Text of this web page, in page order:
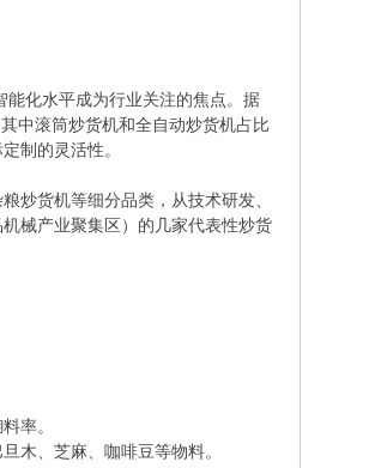
化水平成为行业关注的焦点。据
中滚筒炒货机和全自动炒货机占比
制的灵活性。
炒货机等细分品类，从技术研发、
械产业聚集区）的几家代表性炒货
率。
木、芝麻、咖啡豆等物料。